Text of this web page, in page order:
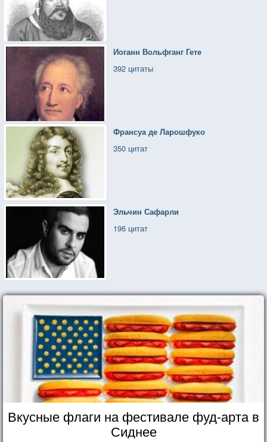
Иоганн Вольфганг Гете
392 цитаты
Франсуа де Ларошфуко
350 цитат
Эльчин Сафарли
196 цитат
Вкусные флаги на фестивале фуд-арта в
Сиднее